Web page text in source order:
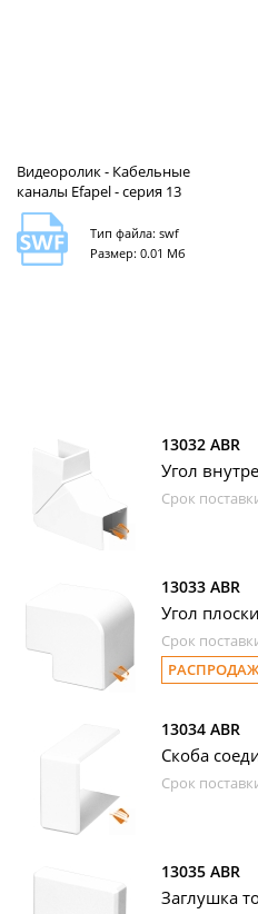
Видеоролик - Кабельные
каналы Efapel - серия 13
Тип файла: swf
Размер: 0.01 Мб
13032 ABR
Угол
Срок
13033 ABR
Угол
Срок
13034 ABR
Скоба
Срок
13035 ABR
Заглушка